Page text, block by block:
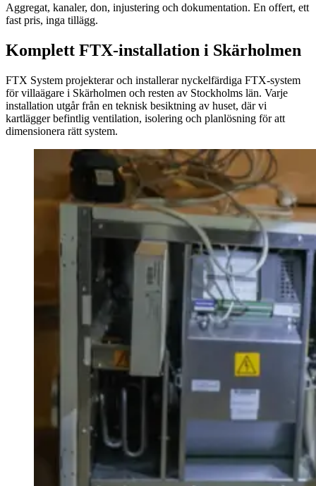
Aggregat, kanaler, don, injustering och dokumentation. En offert, ett
fast pris, inga tillägg.
Komplett FTX-installation i Skärholmen
FTX System projekterar och installerar nyckelfärdiga FTX-system
för villaägare i Skärholmen och resten av Stockholms län. Varje
installation utgår från en teknisk besiktning av huset, där vi
kartlägger befintlig ventilation, isolering och planlösning för att
dimensionera rätt system.